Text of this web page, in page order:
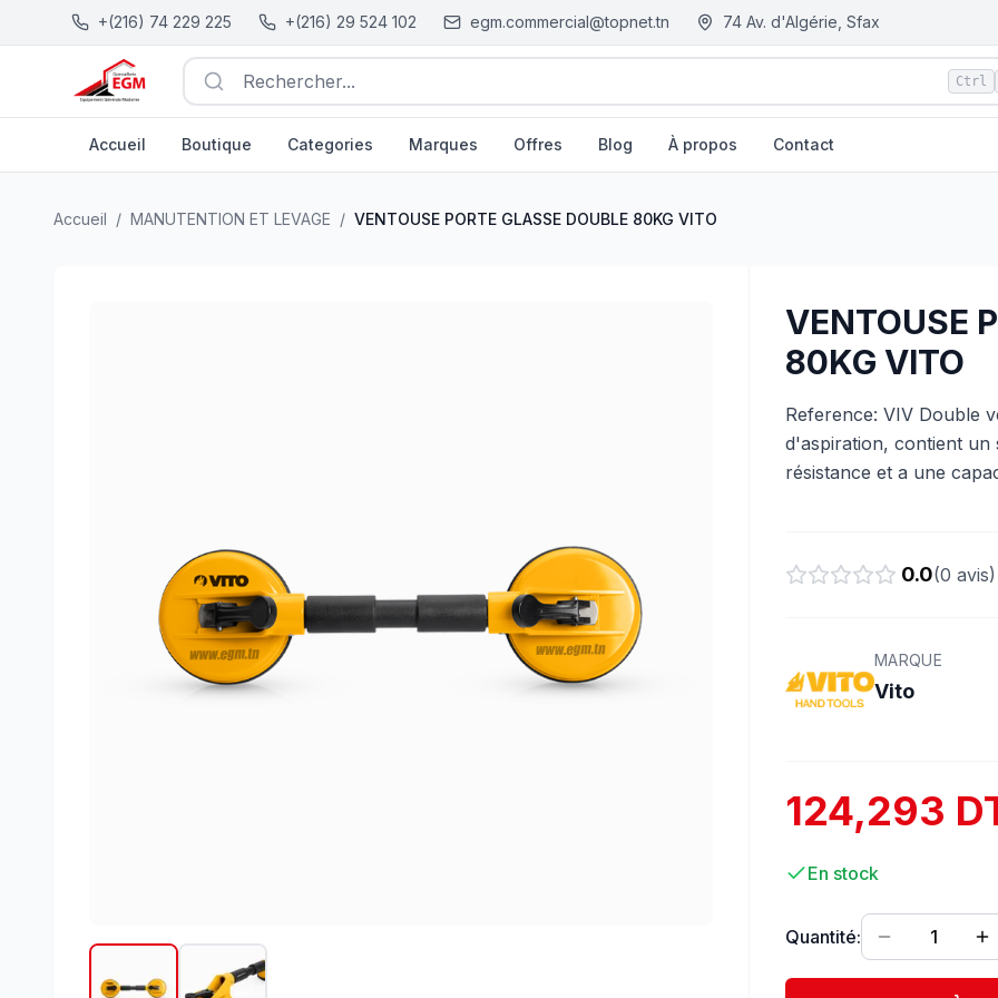
+(216) 74 229 225 +(216) 29 524 102 egm.commercial@topnet.tn 74 Av. d'Algérie, Sfax
Rechercher... Ctrl
Accueil Boutique Categories Marques Offres Blog À propos Contact
Accueil / MANUTENTION ET LEVAGE / VENTOUSE PORTE GLASSE DOUBLE 80KG VITO
VENTOUSE
80KG VITO
Reference: VIV Double
d'aspiration, contient un
résistance et a une
0.0(0 avis)
MARQUE
Vito
124,293
En stock
Quantité: 1